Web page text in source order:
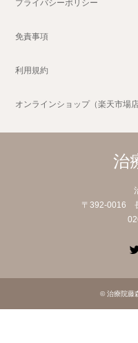
プライバシーポリシー
免責事項
利用規約
オンラインショップ（楽天市場店
治
〒392-0016
©治療院藤